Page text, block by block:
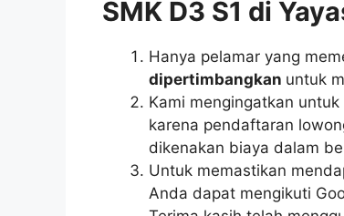
SMK D3 S1 di
Hanya pelamar yang
dipertimbangkan untuk
Kami mengingatkan
karena pendaftaran
dikenakan biaya dalam
Untuk memastikan
Anda dapat mengikuti